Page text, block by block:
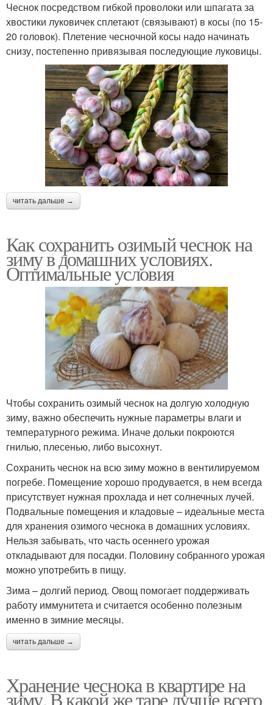
Чеснок посредством гибкой проволоки или шпагата за
хвостики луковичек сплетают (связывают) в косы (по 15-
20 головок). Плетение чесночной косы надо начинать
снизу, постепенно привязывая последующие луковицы.
читать дальше →
Как сохранить озимый чеснок на
зиму в домашних условиях.
Оптимальные условия
Чтобы сохранить озимый чеснок на долгую холодную
зиму, важно обеспечить нужные параметры влаги и
температурного режима. Иначе дольки покроются
гнилью, плесенью, либо высохнут.
Сохранить чеснок на всю зиму можно в вентилируемом
погребе. Помещение хорошо продувается, в нем всегда
присутствует нужная прохлада и нет солнечных лучей.
Подвальные помещения и кладовые – идеальные места
для хранения озимого чеснока в домашних условиях.
Нельзя забывать, что часть осеннего урожая
откладывают для посадки. Половину собранного урожая
можно употребить в пищу.
Зима – долгий период. Овощ помогает поддерживать
работу иммунитета и считается особенно полезным
именно в зимние месяцы.
читать дальше →
Хранение чеснока в квартире на
зиму. В какой же таре лучше всего